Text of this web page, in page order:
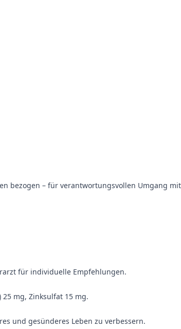
bezogen – für verantwortungsvollen Umgang mit
für individuelle Empfehlungen.
25 mg, Zinksulfat 15 mg.
und gesünderes Leben zu verbessern.